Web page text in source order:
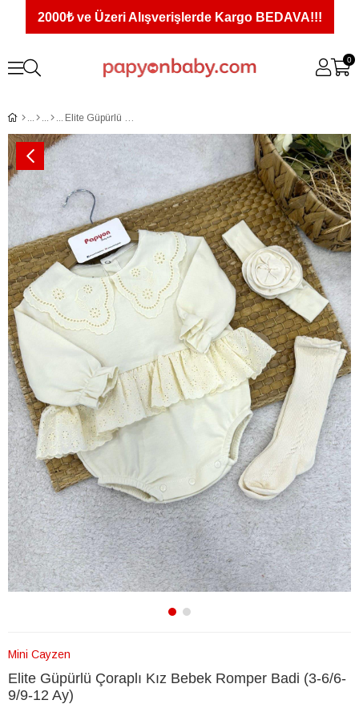
2000₺ ve Üzeri Alışverişlerde Kargo BEDAVA!!!
0
Elite Güpürlü Çoraplı Kız Bebek Romper Badi (3-6/6-9/9-12 Ay)
Mini Cayzen
Elite Güpürlü Çoraplı Kız Bebek Romper Badi (3-6/6-
9/9-12 Ay)